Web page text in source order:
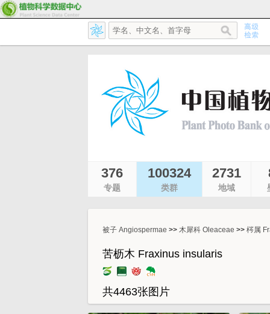
376
专题
100324
类群
2731
地域
被子 Angiospermae >> 木犀科 Oleaceae >> 梣属
苦枥木 Fraxinus insularis
共4463张图片